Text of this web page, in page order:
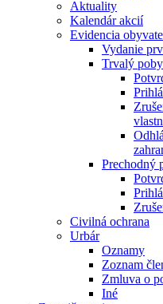
Aktuality
Kalendár akcií
Evidencia
Vydanie
Trvalý
Prechodný
Civilná ochrana
Urbár
Oznamy
Zoznam
Zmluva o
Iné